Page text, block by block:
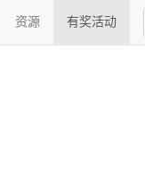
资源 有奖活动